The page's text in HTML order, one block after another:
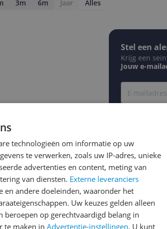
3m 6m Jaar Alles
Stel een
Krijg een
Jouw e-
Gewenste
technologieën om informatie op uw
te verwerken, zoals uw IP-adres, unieke
advertenties en content, meting van
van diensten. Externe leveranciers
en andere doeleinden, waaronder het
Uw keuzes gelden alleen
beroepen op gerechtvaardigd belang in
te maken in Advertentie-instellingen. U kunt